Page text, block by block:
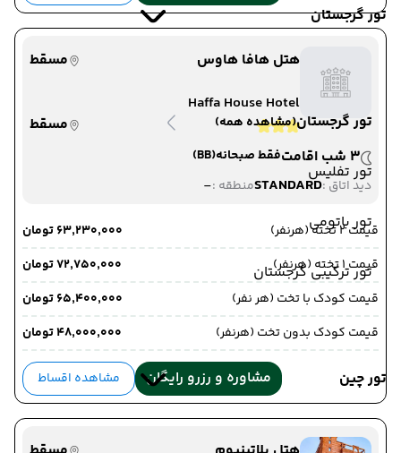
تور گرجستان
تور گرجستان(مشاهده همه)
تور تفلیس
تور باتومی
تور ترکیبی گرجستان
تور چین
هتل هافا هاوس
مسقط
Haffa House Hotel
مسقط
3 شب اقامت
فقط صبحانه(BB)
دید اتاق :STANDARDمنطقه :-
قیمت 2 تخته (هرنفر)
۶۳٬۲۳۰٬۰۰۰ تومان
قیمت 1 تخته (هرنفر)
۷۲٬۷۵۰٬۰۰۰ تومان
قیمت کودک با تخت (هر نفر)
۶۵٬۴۰۰٬۰۰۰ تومان
قیمت کودک بدون تخت (هرنفر)
۴۸٬۰۰۰٬۰۰۰ تومان
مشاوره و رزرو رایگان مشاهده اقساط